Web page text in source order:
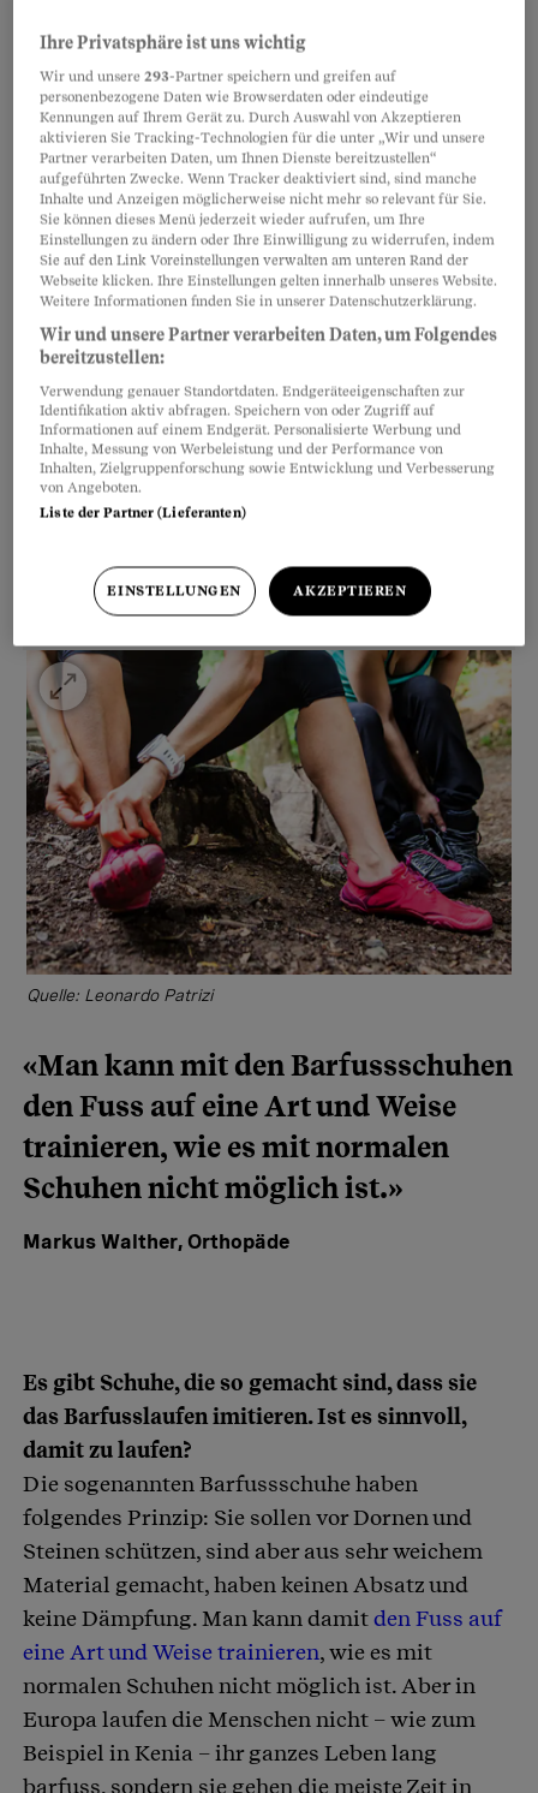
Dämpfung des Sportschuhs können sie in den
Boden stampfen, ohne dass ihnen das weh tut.
Sie spüren nicht, dass dabei die Gelenke
beansprucht werden. BeimBarfussrennensetzt
man dagegen zuerst den Vorfuss auf. Die Ferse
berührt beim Barfusslauf den Boden nicht, es
kommt zu keinem Aufprall. Das schont die
Gelenke.
Quelle: Leonardo Patrizi
«Man kann mit den Barfussschuhen
den Fuss auf eine Art und Weise
trainieren, wie es mit normalen
Schuhen nicht möglich ist.»
Markus Walther, Orthopäde
Es gibt Schuhe, die so gemacht sind, dass sie
das Barfusslaufen imitieren. Ist es sinnvoll,
damit zu laufen?
Die sogenannten Barfussschuhe haben
folgendes Prinzip: Sie sollen vor Dornen und
Steinen schützen, sind aber aus sehr weichem
Material gemacht, haben keinen Absatz und
keine Dämpfung. Man kann damitden Fuss auf
eine Art und Weise trainieren, wie es mit
normalen Schuhen nicht möglich ist. Aber in
Europa laufen die Menschen nicht – wie zum
Beispiel in Kenia – ihr ganzes Leben lang
barfuss, sondern sie gehen die meiste Zeit in
Ihre Privatsphäre ist uns wichtig
Wir und unsere293-Partner speichern und greifen auf
personenbezogene Daten wie Browserdaten oder eindeutige
Kennungen auf Ihrem Gerät zu. Durch Auswahl von Akzeptieren
aktivieren Sie Tracking-Technologien für die unter „Wir und unsere
Partner verarbeiten Daten, um Ihnen Dienste bereitzustellen“
aufgeführten Zwecke. Wenn Tracker deaktiviert sind, sind manche
Inhalte und Anzeigen möglicherweise nicht mehr so relevant für Sie.
Sie können dieses Menü jederzeit wieder aufrufen, um Ihre
Einstellungen zu ändern oder Ihre Einwilligung zu widerrufen, indem
Sie auf den Link Voreinstellungen verwalten am unteren Rand der
Webseite klicken. Ihre Einstellungen gelten innerhalb unseres Website.
Weitere Informationen finden Sie in unserer Datenschutzerklärung.
Wir und unsere Partner verarbeiten Daten, um Folgendes
bereitzustellen:
Verwendung genauer Standortdaten. Endgeräteeigenschaften zur
Identifikation aktiv abfragen. Speichern von oder Zugriff auf
Informationen auf einem Endgerät. Personalisierte Werbung und
Inhalte, Messung von Werbeleistung und der Performance von
Inhalten, Zielgruppenforschung sowie Entwicklung und Verbesserung
von Angeboten.
Liste der Partner (Lieferanten)
EINSTELLUNGEN AKZEPTIEREN